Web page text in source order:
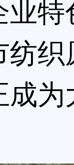
业
纺
为